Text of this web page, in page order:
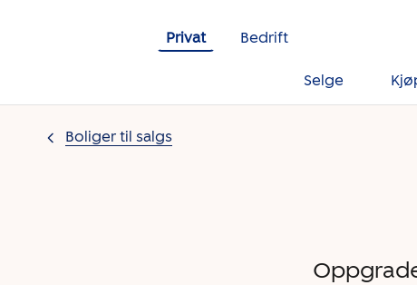
Privat
Bedrift
Selge
Boliger til salgs